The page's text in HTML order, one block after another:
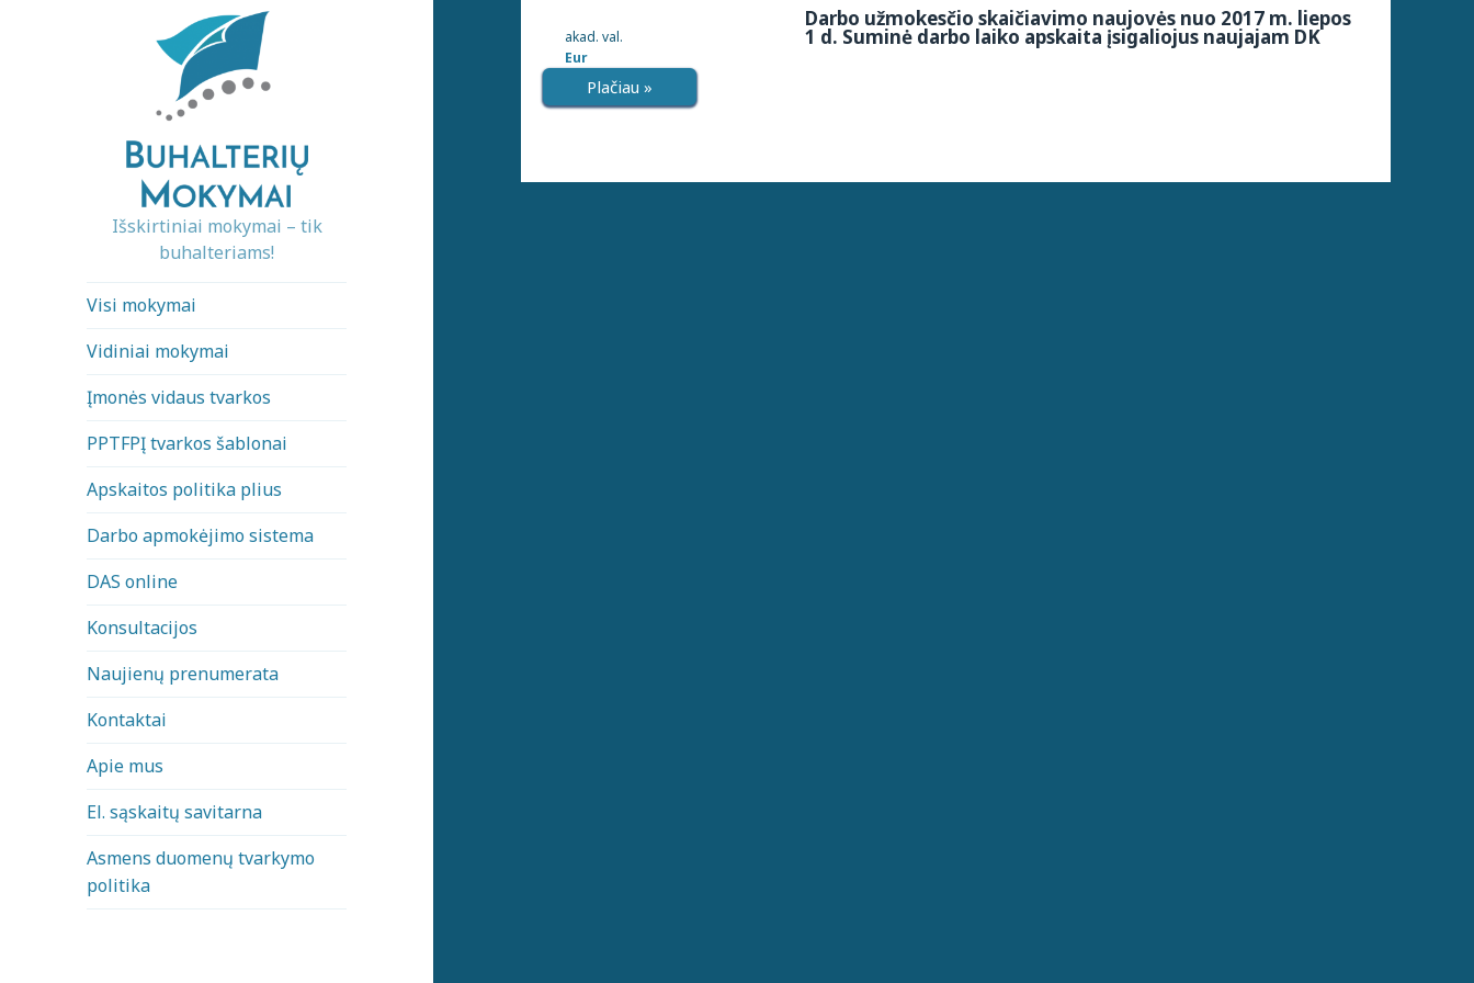
Išskirtiniai mokymai – tik
buhalteriams!
Visi mokymai
Vidiniai mokymai
Įmonės vidaus tvarkos
PPTFPĮ tvarkos šablonai
Apskaitos politika plius
Darbo apmokėjimo sistema
DAS online
Konsultacijos
Naujienų prenumerata
Kontaktai
Apie mus
El. sąskaitų savitarna
Asmens duomenų tvarkymo
politika
Darbo užmokesčio skaičiavimo naujovės nuo 2017 m. liepos
1 d. Suminė darbo laiko apskaita įsigaliojus naujajam DK
akad. val.
Eur
Plačiau »